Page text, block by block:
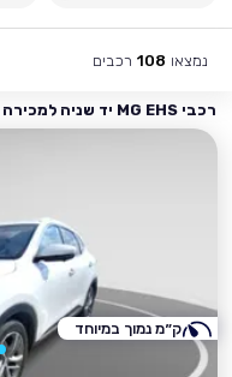
נמצאו 108 רכבים
רכבי MG EHS יד שניה למכירה בסביבת רמת השרון
ק״מ נמוך במיוחד